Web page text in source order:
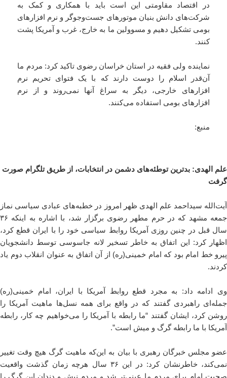
در اقتصاد مقاومتی این است باید با همکاری و کمک به
شرکت‌های دانش بنیان موتورهای جست‌وجوگر و نرم افزارهای
بومی تشکیل دهیم و مسوولین ما به خارج، غرب و آمریکا پشت
کنند.
نماینده ولی فقیه در استان خراسان رضوی تاکید کرد: مردم ما
آن‌قدر اسلام را دوست دارند که با یک فتوای تحریم نرم
افزارهای خارجی، دیگر به سراغ آنها نمی‌روند و از نرم
افزارهای بومی استفاده می‌کنند.
منبع:
علم الهدی: بدترین توطئه‌های دشمن در انتخابات، از طریق تلگرام صورت
گرفت
آیت‌الله سیداحمد علم الهدی ظهر امروز در خطبه‌های عبادی سیاسی نماز
جمعه مشهد که در حرم مطهر رضوی برگزار شد، با اشاره به اینکه ۳۶
سال قبل در چنین روزی آمریکا روابط سیاسی خود را با ایران قطع کرد،
اظهار کرد: این اتفاق به خاطر تسخیر لانه جاسوسی توسط دانشجویان
پیرو خط امام بود که امام خمینی(ره) از آن اتفاق به عنوان انقلاب دوم یاد
کردند.
وی ادامه داد: به مجرد قطع روابط آمریکا با ایران، امام خمینی(ره)
جمله‌ای راهبردی گفتند که در واقع برای همه نسل‌ها ماهیت آمریکا را
روشن کرد، ایشان گفتند “ما رابطه با آمریکا را می‌خواهیم چه کار، رابطه
آمریکا با ما رابطه گرگ و میش است”.
عضو مجلس خبرگان رهبری با بیان به این‌که ماهیت گرگ هیچ وقت تغییر
نمی‌کند، خاطرنشان کرد: در این ۳۶ سال هرچه زمان گذشت واقعیت
صحبت امام برای مردم ما عینی‌تر شد و مردم نیش و دندان این گرگ را